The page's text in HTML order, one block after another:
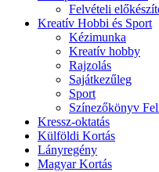
Felvételi
Kreatív Hobbi és Sport
Kézimunka
Kreatív hobby
Rajzolás
Sajátkezűleg
Sport
Színezőkönyv
Kressz-oktatás
Külföldi Kortás
Lányregény
Magyar Kortás